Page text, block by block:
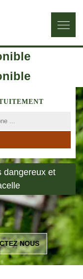
dangereux et
NOUS